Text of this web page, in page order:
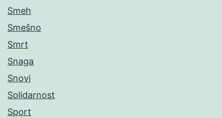
Smeh
Smešno
Smrt
Snaga
Snovi
Solidarnost
Sport